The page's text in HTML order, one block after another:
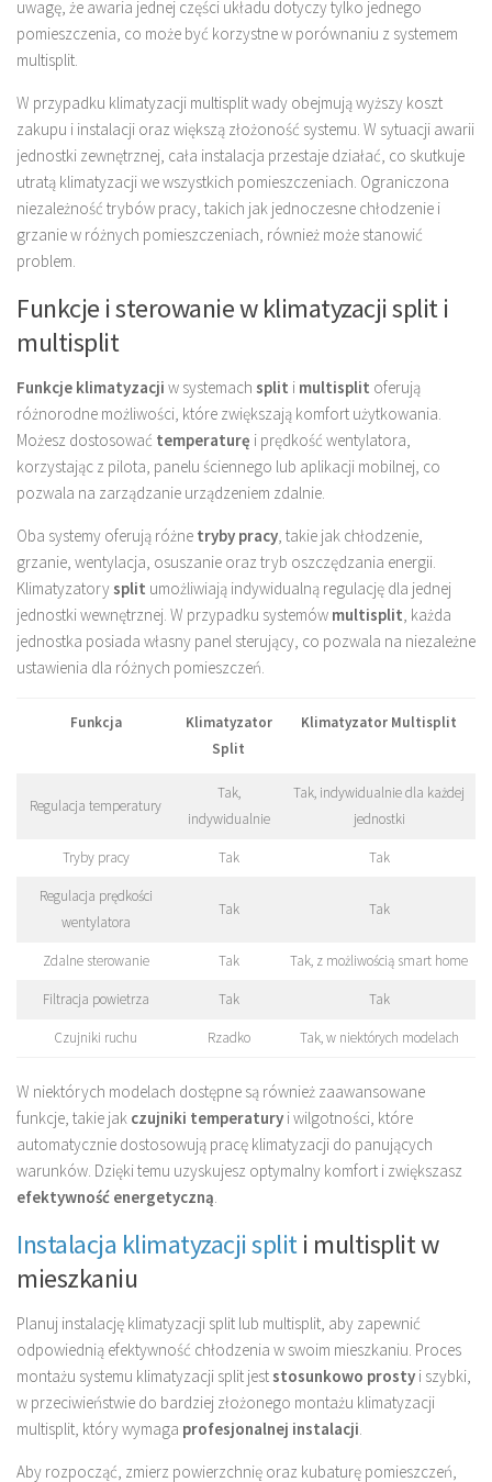
uwagę, że awaria jednej części układu dotyczy tylko jednego
pomieszczenia, co może być korzystne w porównaniu z systemem
multisplit.
W przypadku klimatyzacji multisplit wady obejmują wyższy koszt
zakupu i instalacji oraz większą złożoność systemu. W sytuacji awarii
jednostki zewnętrznej, cała instalacja przestaje działać, co skutkuje
utratą klimatyzacji we wszystkich pomieszczeniach. Ograniczona
niezależność trybów pracy, takich jak jednoczesne chłodzenie i
grzanie w różnych pomieszczeniach, również może stanowić
problem.
Funkcje i sterowanie w klimatyzacji split i
multisplit
Funkcje klimatyzacji w systemach split i multisplit oferują
różnorodne możliwości, które zwiększają komfort użytkowania.
Możesz dostosować temperaturę i prędkość wentylatora,
korzystając z pilota, panelu ściennego lub aplikacji mobilnej, co
pozwala na zarządzanie urządzeniem zdalnie.
Oba systemy oferują różne tryby pracy , takie jak chłodzenie,
grzanie, wentylacja, osuszanie oraz tryb oszczędzania energii.
Klimatyzatorysplit umożliwiają indywidualną regulację dla jednej
jednostki wewnętrznej. W przypadku systemów multisplit , każda
jednostka posiada własny panel sterujący, co pozwala na niezależne
ustawienia dla różnych pomieszczeń.
Funkcja
Klimatyzator
Split
Klimatyzator Multisplit
Regulacja temperatury
Tak,
indywidualnie
Tak, indywidualnie dla każdej
jednostki
Tryby pracy Tak Tak
Regulacja prędkości
wentylatora
Tak Tak
Zdalne sterowanie Tak Tak, z możliwością smart home
Filtracja powietrza Tak Tak
Czujniki ruchu Rzadko Tak, w niektórych modelach
W niektórych modelach dostępne są również zaawansowane
funkcje, takie jak czujniki temperatury i wilgotności, które
automatycznie dostosowują pracę klimatyzacji do panujących
warunków. Dzięki temu uzyskujesz optymalny komfort i zwiększasz
efektywność energetyczną.
Instalacja klimatyzacji spliti multisplit w
mieszkaniu
Planuj instalację klimatyzacji split lub multisplit, aby zapewnić
odpowiednią efektywność chłodzenia w swoim mieszkaniu. Proces
montażu systemu klimatyzacji split jeststosunkowo prosty i szybki,
w przeciwieństwie do bardziej złożonego montażu klimatyzacji
multisplit, który wymaga profesjonalnej instalacji.
Aby rozpocząć, zmierz powierzchnię oraz kubaturę pomieszczeń,